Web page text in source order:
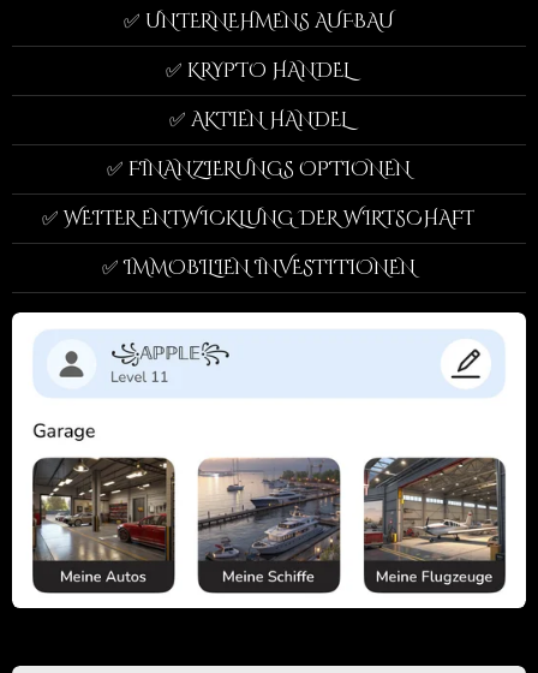
✅ UNTERNEHMENS AUFBAU
✅ KRYPTO HANDEL
✅ AKTIEN HANDEL
✅ FINANZIERUNGS OPTIONEN
✅ WEITER ENTWICKLUNG DER WIRTSCHAFT
✅ IMMOBILIEN INVESTITIONEN